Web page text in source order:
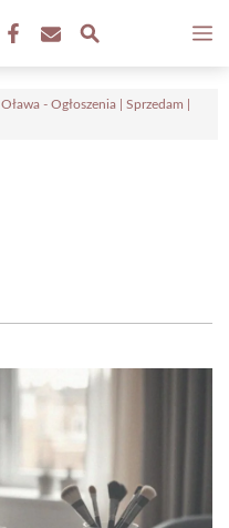
Oława - Ogłoszenia | Sprzedam |